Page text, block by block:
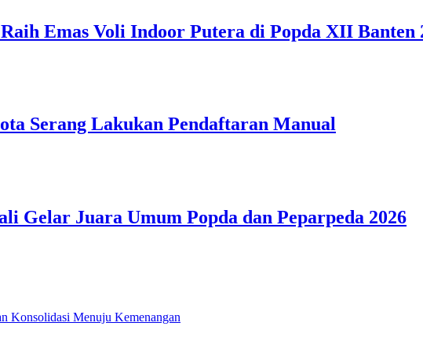
Emas Voli Indoor Putera di Popda XII Banten
Serang Lakukan Pendaftaran Manual
Gelar Juara Umum Popda dan Peparpeda 2026
Konsolidasi Menuju Kemenangan